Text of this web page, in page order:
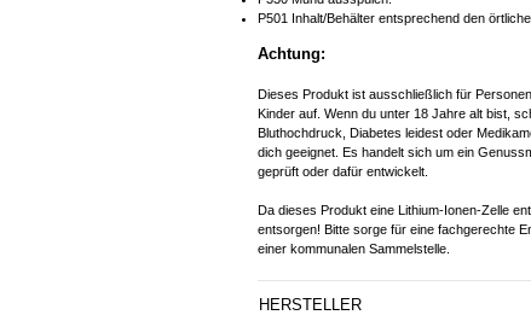
P501 Inhalt/Behälter entsprechend den
Achtung:
Dieses Produkt ist ausschließlich für
Kinder auf. Wenn du unter 18 Jahre alt bist,
Bluthochdruck, Diabetes leidest oder
dich geeignet. Es handelt sich um ein
geprüft oder dafür entwickelt.
Da dieses Produkt eine Lithium-Ionen-Zelle
entsorgen! Bitte sorge für eine fachgerechte
einer kommunalen Sammelstelle.
HERSTELLER